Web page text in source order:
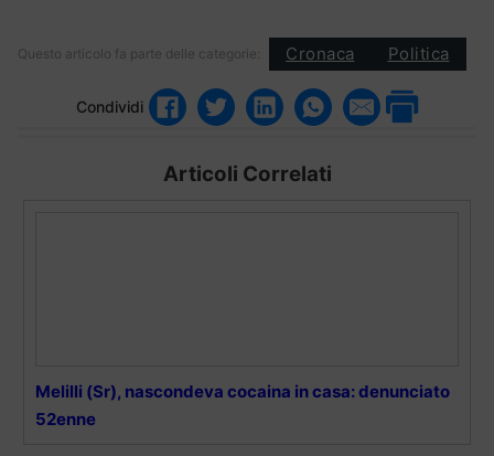
Questo articolo fa parte delle categorie: Cronaca Politica
Condividi
Articoli Correlati
Melilli (Sr), nascondeva cocaina in casa: denunciato
52enne